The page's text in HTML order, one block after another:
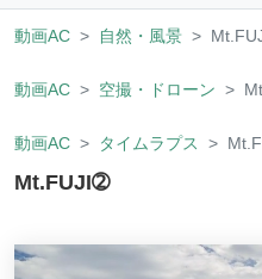
動画AC 自然・風景
動画AC 空撮・ドローン
動画AC タイムラプス
Mt.FUJI➁